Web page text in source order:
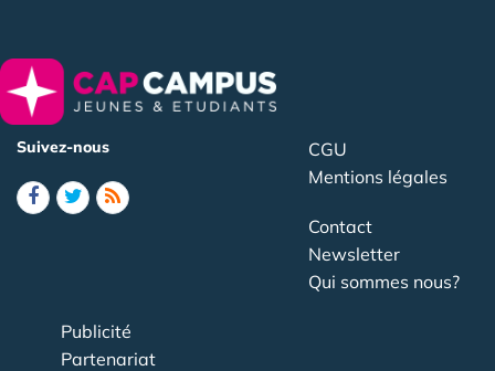
Suivez-nous
CGU
Mentions légales
Contact
Newsletter
Qui sommes nous?
Publicité
Partenariat